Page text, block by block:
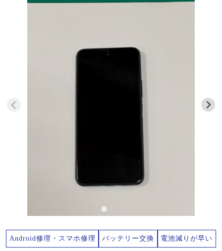
Android修理・スマホ修理 バッテリー交換 電池減りが早い